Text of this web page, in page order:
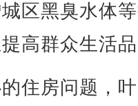
区黑臭水体
高群众生活
房问题，